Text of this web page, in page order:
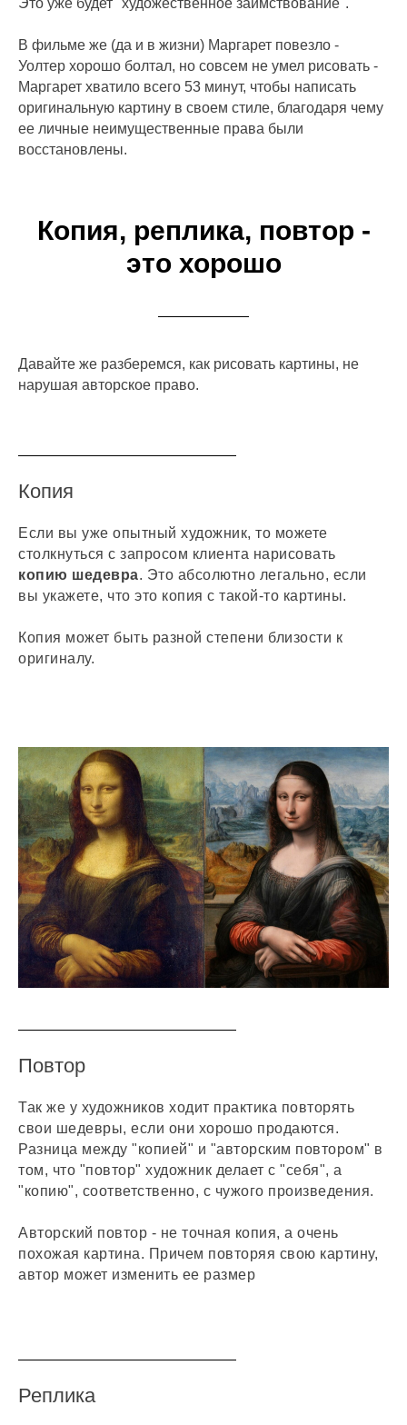
Это уже будет "художественное заимствование".
В фильме же (да и в жизни) Маргарет повезло -
Уолтер хорошо болтал, но совсем не умел рисовать -
Маргарет хватило всего 53 минут, чтобы написать
оригинальную картину в своем стиле, благодаря чему
ее личные неимущественные права были
восстановлены.
Копия, реплика, повтор -
это хорошо
Давайте же разберемся, как рисовать картины, не
нарушая авторское право.
Копия
Если вы уже опытный художник, то можете
столкнуться с запросом клиента нарисовать
копию шедевра. Это абсолютно легально, если
вы укажете, что это копия с такой-то картины.
Копия может быть разной степени близости к
оригиналу.
Повтор
Так же у художников ходит практика повторять
свои шедевры, если они хорошо продаются.
Разница между "копией" и "авторским повтором" в
том, что "повтор" художник делает с "себя", а
"копию", соответственно, с чужого произведения.
Авторский повтор - не точная копия, а очень
похожая картина. Причем повторяя свою картину,
автор может изменить ее размер
Реплика